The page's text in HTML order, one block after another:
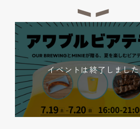
イベントは終了しました